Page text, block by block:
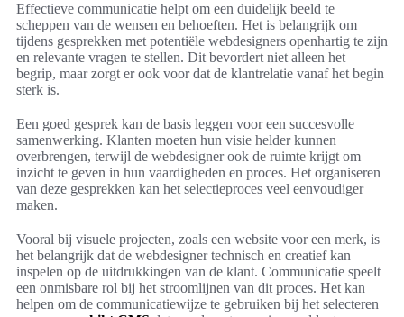
Effectieve communicatie helpt om een duidelijk beeld te
scheppen van de wensen en behoeften. Het is belangrijk om
tijdens gesprekken met potentiële webdesigners openhartig te zijn
en relevante vragen te stellen. Dit bevordert niet alleen het
begrip, maar zorgt er ook voor dat de klantrelatie vanaf het begin
sterk is.
Een goed gesprek kan de basis leggen voor een succesvolle
samenwerking. Klanten moeten hun visie helder kunnen
overbrengen, terwijl de webdesigner ook de ruimte krijgt om
inzicht te geven in hun vaardigheden en proces. Het organiseren
van deze gesprekken kan het selectieproces veel eenvoudiger
maken.
Vooral bij visuele projecten, zoals een website voor een merk, is
het belangrijk dat de webdesigner technisch en creatief kan
inspelen op de uitdrukkingen van de klant. Communicatie speelt
een onmisbare rol bij het stroomlijnen van dit proces. Het kan
helpen om de communicatiewijze te gebruiken bij het selecteren